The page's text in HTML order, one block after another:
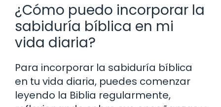
¿Cómo puedo incorporar la
sabiduría bíblica en mi
vida diaria?
Para incorporar la sabiduría bíblica
en tu vida diaria, puedes comenzar
leyendo la Biblia regularmente,